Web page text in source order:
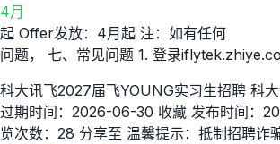
4月
起 Offer发放：4月起 注：如有任何
问题， 七、常见问题 1. 登录
科大讯飞2027届飞YOUNG实习生招聘 科
过期时间：2026-06-30 收藏 发布时间：
览次数：28 分享至 温馨提示：抵制招聘诈